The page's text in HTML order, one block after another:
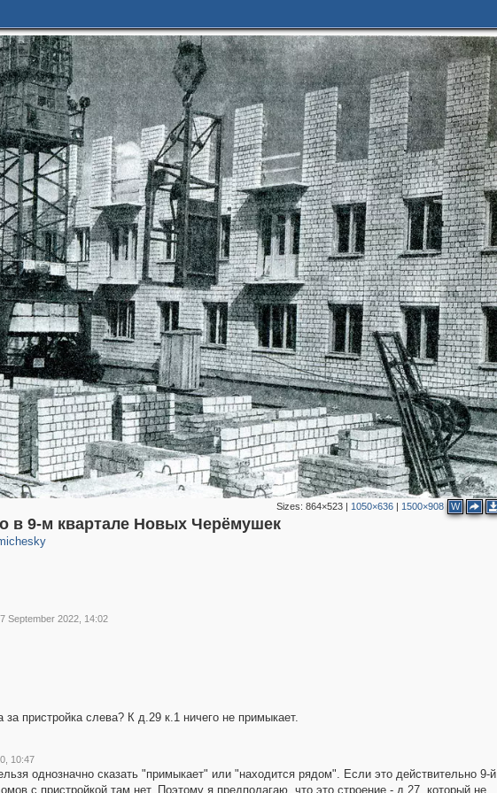
Sizes: 864×523| 1050×636| 1500×908 W
в 9-м квартале Новых Черёмушек
16
September 2022, 14:02
пристройка слева? К д.29 к.1 ничего не примыкает.
10:47
однозначно сказать "примыкает" или "находится рядом". Если это действительно 9-й
с пристройкой там нет. Поэтому я предполагаю, что это строение - д.27, который не